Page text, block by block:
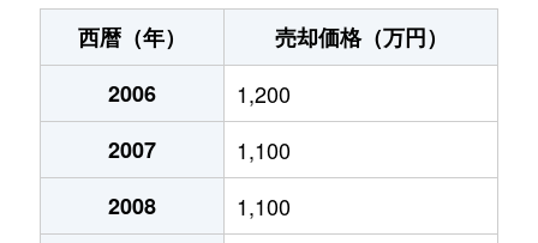
厚別中央１条
4,800万円
新さっぽろ
厚別中央１条
6,100万円
厚別中央１条
6,200万円
厚別中央１条
3,900万円
西暦（年）
売却価格（万円）
2006
1,200
2007
1,100
2008
1,100